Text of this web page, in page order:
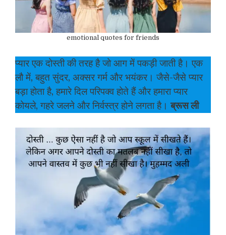
emotional quotes for friends
प्यार एक दोस्ती की तरह है जो आग में पकड़ी जाती है। एक
लौ में, बहुत सुंदर, अक्सर गर्म और भयंकर। जैसे-जैसे प्यार
बड़ा होता है, हमारे दिल परिपक्व होते हैं और हमारा प्यार
कोयले, गहरे जलने और निर्वस्त्र होने लगता है।ब्रूस ली